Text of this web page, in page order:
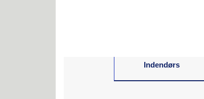
Indendørs